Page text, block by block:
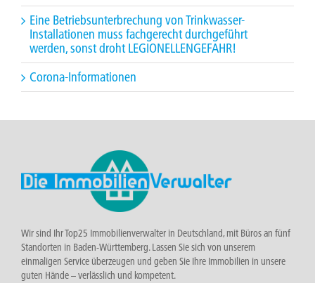
Eine Betriebsunterbrechung von Trinkwasser-
Installationen muss fachgerecht durchgeführt
werden, sonst droht LEGIONELLENGEFAHR!
Corona-Informationen
Wir sind Ihr Top25 Immobilienverwalter in Deutschland, mit Büros an fünf
Standorten in Baden-Württemberg. Lassen Sie sich von unserem
einmaligen Service überzeugen und geben Sie Ihre Immobilien in unsere
guten Hände – verlässlich und kompetent.